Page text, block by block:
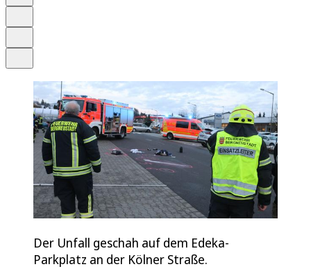
Der Unfall geschah auf dem Edeka-
Parkplatz an der Kölner Straße.